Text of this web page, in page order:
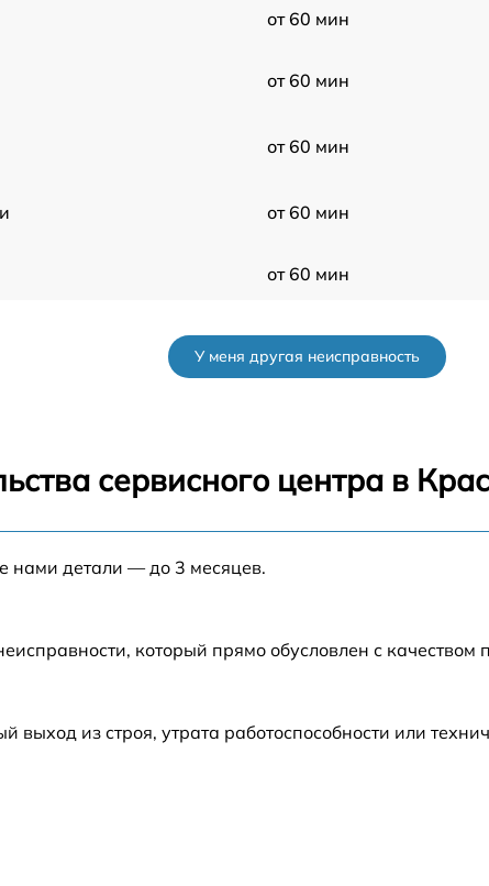
от 60 мин
от 60 мин
от 60 мин
от 60 мин
от 60 мин
от 60 мин
от 60 мин
У меня другая неисправность
сервисного центра в
нами детали — до 3 месяцев.
который прямо обусловлен с
из строя, утрата работоспособности или